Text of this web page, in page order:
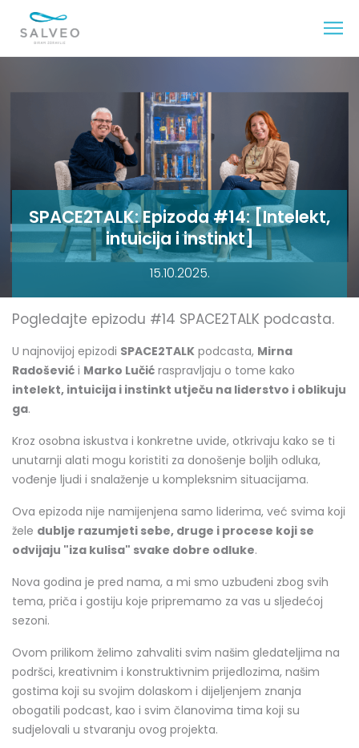
SPACE2TALK: Epizoda #14: [Intelekt,
intuicija i instinkt]
15.10.2025.
Pogledajte epizodu #14 SPACE2TALK podcasta.
U najnovijoj epizodi SPACE2TALK podcasta, Mirna
Radošević i Marko Lučić raspravljaju o tome kako
intelekt, intuicija i instinkt utječu na liderstvo i oblikuju
ga.
Kroz osobna iskustva i konkretne uvide, otkrivaju kako se ti
unutarnji alati mogu koristiti za donošenje boljih odluka,
vođenje ljudi i snalaženje u kompleksnim situacijama.
Ova epizoda nije namijenjena samo liderima, već svima koji
žele dublje razumjeti sebe, druge i procese koji se
odvijaju "iza kulisa" svake dobre odluke.
Nova godina je pred nama, a mi smo uzbuđeni zbog svih
tema, priča i gostiju koje pripremamo za vas u sljedećoj
sezoni.
Ovom prilikom želimo zahvaliti svim našim gledateljima na
podršci, kreativnim i konstruktivnim prijedlozima, našim
gostima koji su svojim dolaskom i dijeljenjem znanja
obogatili podcast, kao i svim članovima tima koji su
sudjelovali u stvaranju ovog projekta.